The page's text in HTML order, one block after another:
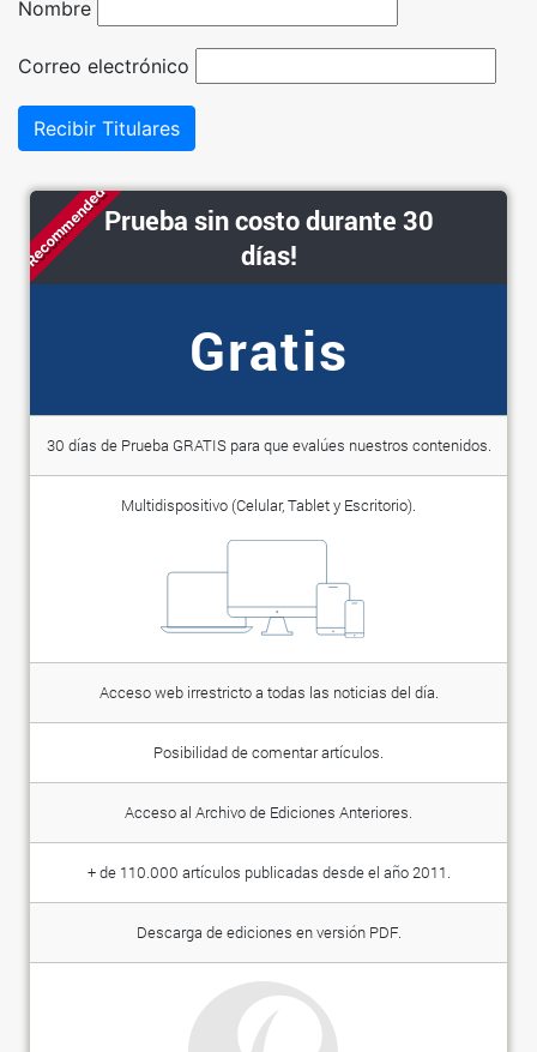
Nombre
Correo electrónico
Recibir Titulares
RecommendedPrueba sin costo durante 30
días!
Gratis
30 días de Prueba GRATIS para que evalúes nuestros contenidos.
Multidispositivo (Celular, Tablet y Escritorio).
Acceso web irrestricto a todas las noticias del día.
Posibilidad de comentar artículos.
Acceso al Archivo de Ediciones Anteriores.
+ de 110.000 artículos publicadas desde el año 2011.
Descarga de ediciones en versión PDF.